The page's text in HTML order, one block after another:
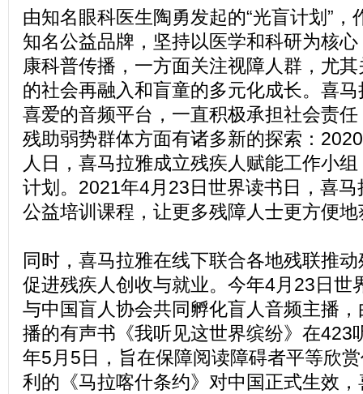
由知名眼科医生陶勇发起的“光盲计划”，
知名公益品牌，坚持以医学和科研为核
康科普传播，一方面关注视障人群，尤
的社会再融入和盲童的多元化成长。喜
喜爱的音频平台，一直积极承担社会责
残助弱势群体方面有诸多新的探索：
人日，喜马拉雅成立残疾人赋能工作小
计划。2021年4月23日世界读书日，喜
公益培训课程，让更多残障人士更方便
同时，喜马拉雅在线下联合各地残联推
促进残疾人创收与就业。今年4月23日世
与中国盲人协会共同孵化盲人音频主播
播的有声书《我听见这世界缤纷》在423
年5月5日，旨在保障阅读障碍者平等欣
利的《马拉喀什条约》对中国正式生效